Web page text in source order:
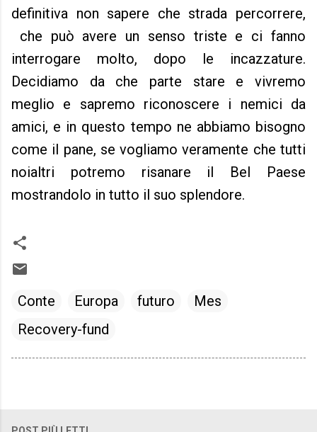
definitiva non sapere che strada percorrere,
che può avere un senso triste e ci fanno
interrogare molto, dopo le incazzature.
Decidiamo da che parte stare e vivremo
meglio e sapremo riconoscere i nemici da
amici, e in questo tempo ne abbiamo bisogno
come il pane, se vogliamo veramente che tutti
noialtri potremo risanare il Bel Paese
mostrandolo in tutto il suo splendore.
Conte Europa futuro
Mes
Recovery-fund